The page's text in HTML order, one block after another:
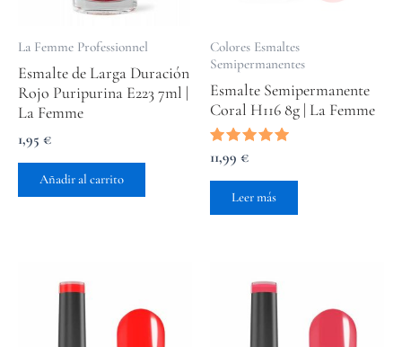
La Femme Professionnel
Esmalte de Larga Duración
Rojo Puripurina E223 7ml |
La Femme
1,95 €
Añadir al carrito
Colores Esmaltes
Semipermanentes
Esmalte Semipermanente
Coral H116 8g | La Femme
Valorado
con
5.00
de 5
11,99 €
Leer más